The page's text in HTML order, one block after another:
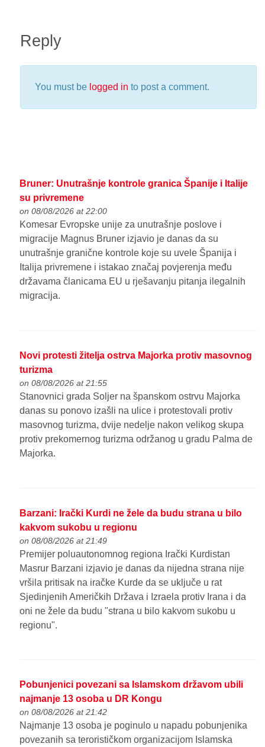
Reply
You must be logged in to post a comment.
Bruner: Unutrašnje kontrole granica Španije i Italije
su privremene
on 08/08/2026 at 22:00
Komesar Evropske unije za unutrašnje poslove i
migracije Magnus Bruner izjavio je danas da su
unutrašnje granične kontrole koje su uvele Španija i
Italija privremene i istakao značaj povjerenja među
državama članicama EU u rješavanju pitanja ilegalnih
migracija.
Novi protesti žitelja ostrva Majorka protiv masovnog
turizma
on 08/08/2026 at 21:55
Stanovnici grada Soljer na španskom ostrvu Majorka
danas su ponovo izašli na ulice i protestovali protiv
masovnog turizma, dvije nedelje nakon velikog skupa
protiv prekomernog turizma održanog u gradu Palma de
Majorka.
Barzani: Irački Kurdi ne žele da budu strana u bilo
kakvom sukobu u regionu
on 08/08/2026 at 21:49
Premijer poluautonomnog regiona Irački Kurdistan
Masrur Barzani izjavio je danas da nijedna strana nije
vršila pritisak na iračke Kurde da se uključe u rat
Sjedinjenih Američkih Država i Izraela protiv Irana i da
oni ne žele da budu "strana u bilo kakvom sukobu u
regionu".
Pobunjenici povezani sa Islamskom državom ubili
najmanje 13 osoba u DR Kongu
on 08/08/2026 at 21:42
Najmanje 13 osoba je poginulo u napadu pobunjenika
povezanih sa terorističkom organizacijom Islamska